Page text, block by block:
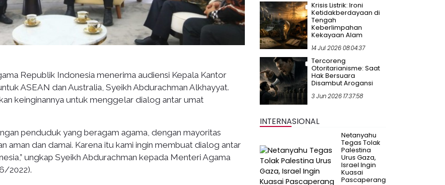
Republik Indonesia menerima audiensi Kepala Kantor
ASEAN dan Australia, Syeikh Abdurachman Alkhayyat.
keinginannya untuk menggelar dialog antar umat
penduduk yang beragam agama, dengan mayoritas
aman dan damai. Karena itu kami ingin membuat dialog antar
ungkap Syeikh Abdurachman kepada Menteri Agama
2022).
Krisis Listrik: Ironi
Ketidakberdayaan di
Tengah
Keberlimpahan
Kekayaan Alam
14 Jul 2026 08:04:37
Tercoreng
Otoritarianisme: Saat
Hak Bersuara
Disambut Arogansi
3 Jun 2026 17:37:58
INTERNASIONAL
Netanyahu
Tegas Tolak
Palestina
Urus Gaza,
Israel Ingin
Kuasai
Pascaperang